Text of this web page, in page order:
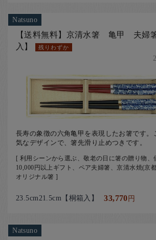
Natsuno
【送料無料】京清水箸 亀甲 夫婦
入】
残りわずか
長寿の象徴の六角亀甲を表現したお箸です。
気なデザインで、箸先滑り止めつきです。
[ 利用シーンから選ぶ、敬老の日に箸の贈り物、
10,000円以上ギフト、ペア夫婦箸、京清水焼(京
オリジナル箸 ]
23.5cm21.5cm【桐箱入】 33,770円
Natsuno